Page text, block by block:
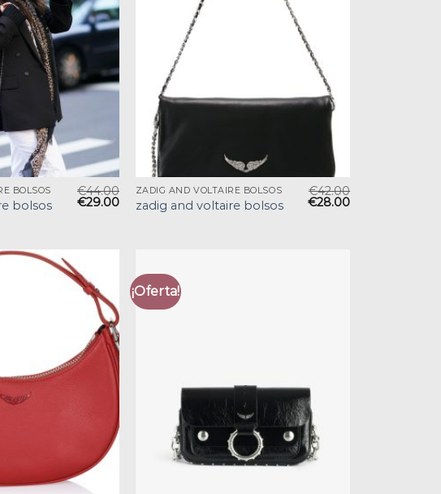
BOLSOS
bolsos
€44.00
€29.00
ZADIG AND VOLTAIRE BOLSOS
zadig and voltaire bolsos
€42.00
€28.00
¡Oferta!